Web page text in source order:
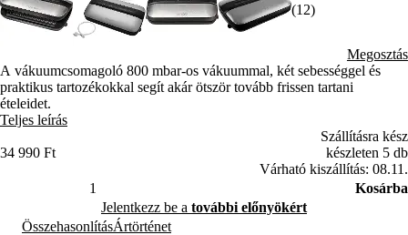
(12)
Megosztás
A vákuumcsomagoló 800 mbar-os vákuummal, két sebességgel és
praktikus tartozékokkal segít akár ötször tovább frissen tartani
ételeidet.
Teljes leírás
34 990 Ft
Szállításra kész
készleten 5 db
Várható kiszállítás: 08.11.
Kosárba
Jelentkezz be a további előnyökért
ÖsszehasonlításÁrtörténet